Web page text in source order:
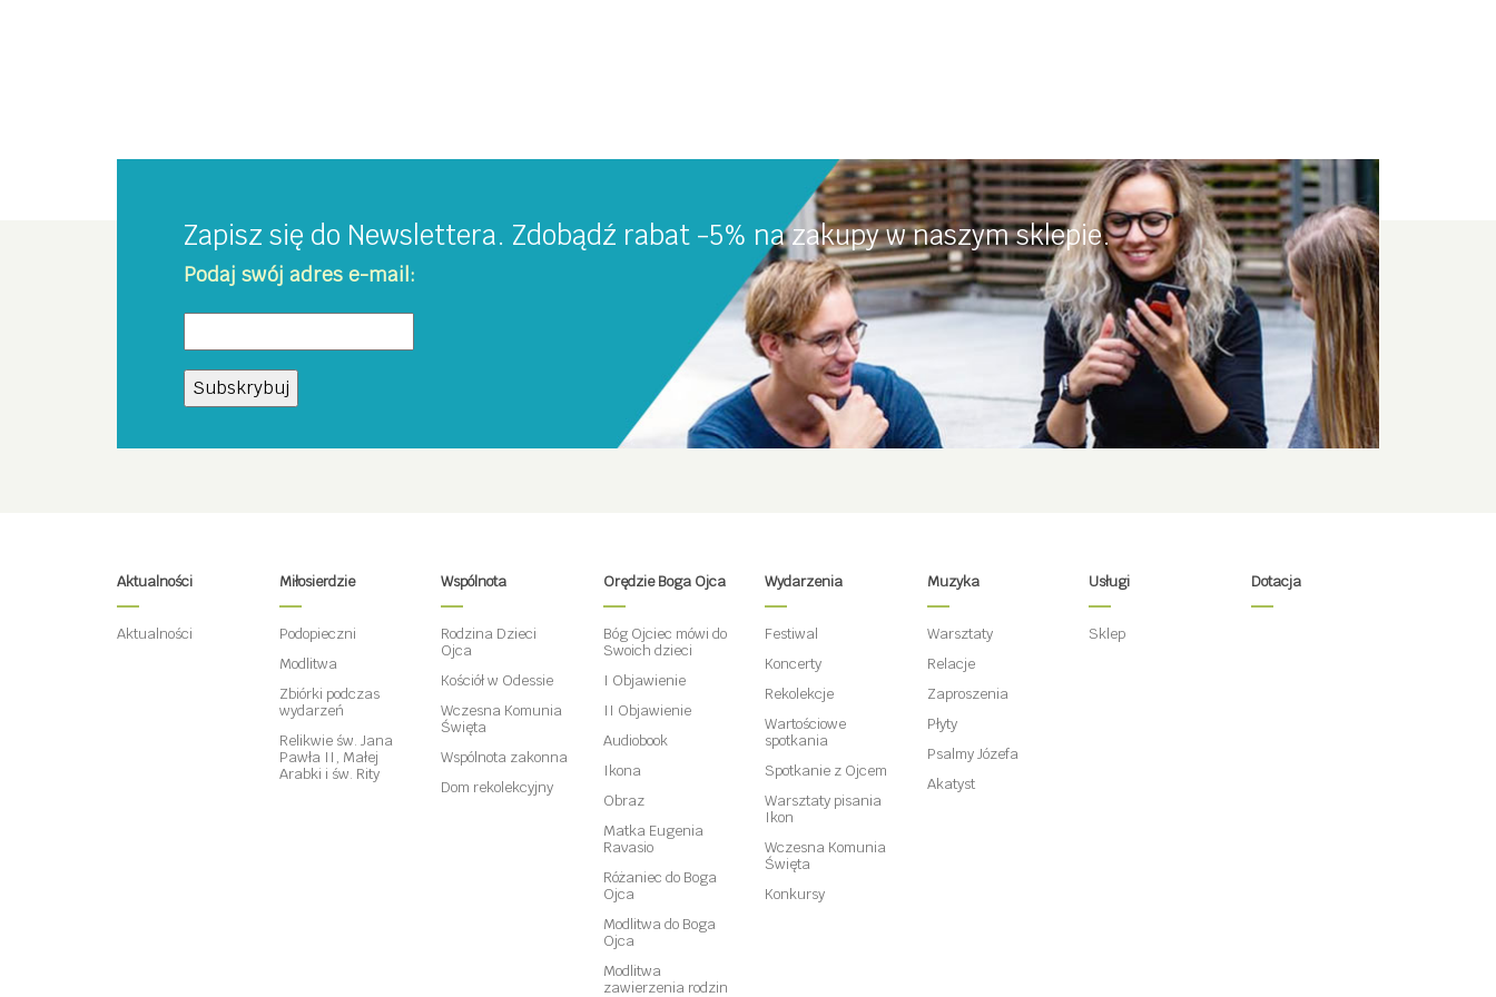
Zapisz się do Newslettera. Zdobądź rabat -5% na zakupy w naszym sklepie.
Podaj swój adres e-mail:
Aktualności
Aktualności
Miłosierdzie
Podopieczni
Modlitwa
Zbiórki podczas
wydarzeń
Relikwie św. Jana
Pawła II, Małej
Arabki i św. Rity
Wspólnota
Rodzina Dzieci
Ojca
Kościół w Odessie
Wczesna Komunia
Święta
Wspólnota zakonna
Dom rekolekcyjny
Orędzie Boga Ojca
Bóg Ojciec mówi do
Swoich dzieci
I Objawienie
II Objawienie
Audiobook
Ikona
Obraz
Matka Eugenia
Ravasio
Różaniec do Boga
Ojca
Modlitwa do Boga
Ojca
Modlitwa
zawierzenia rodzin
Wydarzenia
Festiwal
Koncerty
Rekolekcje
Wartościowe
spotkania
Spotkanie z Ojcem
Warsztaty pisania
Ikon
Wczesna Komunia
Święta
Konkursy
Muzyka
Warsztaty
Relacje
Zaproszenia
Płyty
Psalmy Józefa
Akatyst
Usługi
Sklep
Dotacja